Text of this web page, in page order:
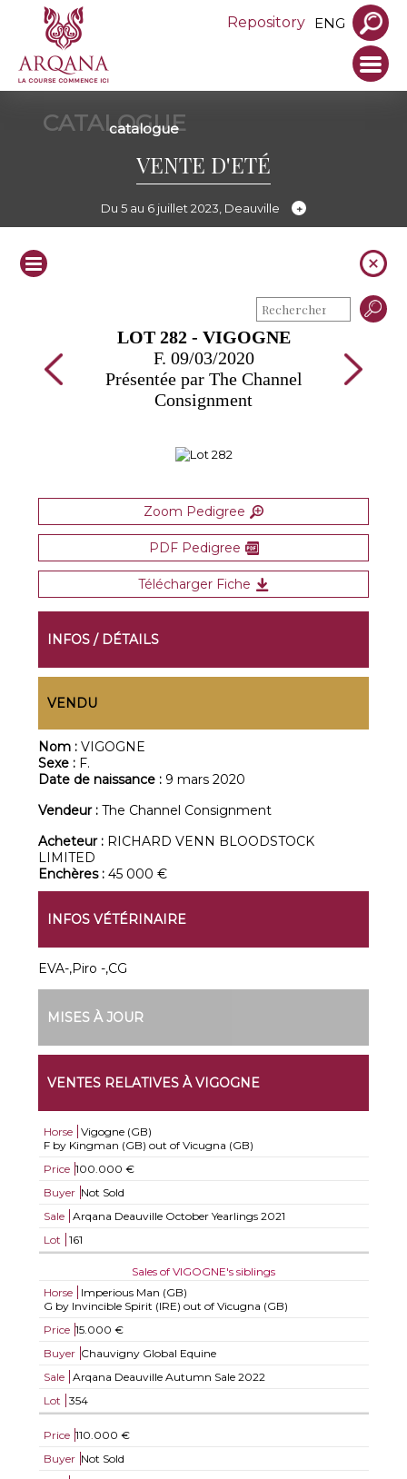
Repository ENG
CATALOGUE
catalogue
VENTE D'ETÉ
Du 5 au 6 juillet 2023, Deauville
LOT 282 - VIGOGNE
F. 09/03/2020
Présentée par The Channel
Consignment
Zoom Pedigree
PDF Pedigree
Télécharger Fiche
INFOS / DÉTAILS
VENDU
Nom :VIGOGNE
Sexe : F.
Date de naissance : 9 mars 2020
Vendeur :The Channel Consignment
Acheteur : RICHARD VENN BLOODSTOCK
LIMITED
Enchères :45 000 €
INFOS VÉTÉRINAIRE
EVA-,Piro -,CG
MISES À JOUR
VENTES RELATIVES À VIGOGNE
Horse
Vigogne (GB)
F by Kingman (GB) out of Vicugna (GB)
Price 100.000 €
Buyer Not Sold
Sale
Arqana Deauville October Yearlings 2021
Lot
161
Sales of VIGOGNE's siblings
Horse
Imperious Man (GB)
G by Invincible Spirit (IRE) out of Vicugna (GB)
Price 15.000 €
Buyer Chauvigny Global Equine
Sale
Arqana Deauville Autumn Sale 2022
Lot
354
Price 110.000 €
Buyer Not Sold